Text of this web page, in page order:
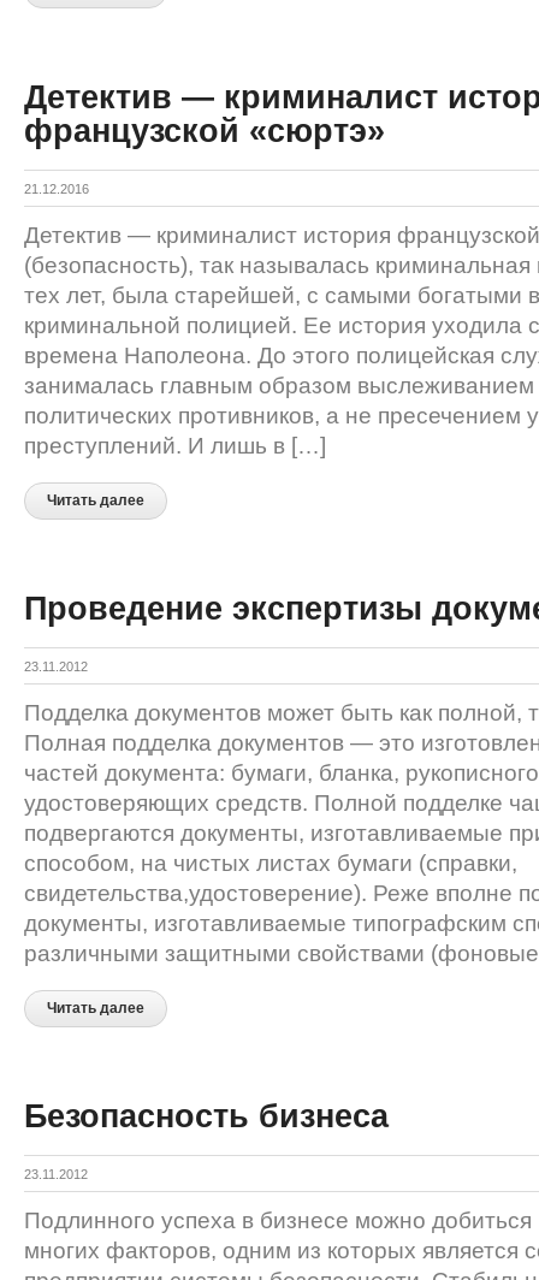
Детектив — криминалист
французской «сюртэ»
21.12.2016
Детектив — криминалист история
(безопасность), так называлась
тех лет, была старейшей, с самыми богатыми
криминаль­ной полицией. Ее история уходила
времена Наполеона. До этого полицейская
занималась главным образом
политических противников, а не пресечением
преступлений. И лишь в […]
Читать далее
Проведение экспертизы
23.11.2012
Подделка документов может быть как полной,
Полная подделка документов — это
частей документа: бумаги, бланка,
удостоверяющих средств. Полной подделке
подвергаются документы, изготавливаемые
способом, на чистых листах бумаги (справки,
свидетельства,удостоверение). Реже вполне
документы, изготавливаемые типографским
различными защитными свойствами
Читать далее
Безопасность бизнеса
23.11.2012
Подлинного успеха в бизнесе можно
многих факторов, одним из которых является